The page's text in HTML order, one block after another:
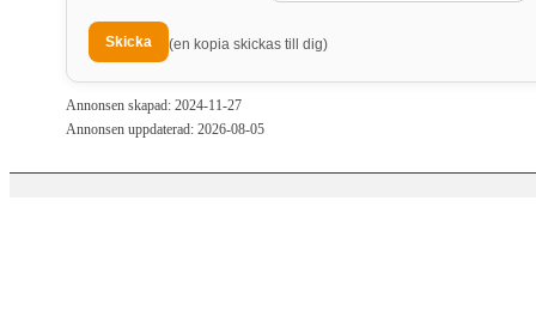
(en kopia skickas till dig)
Annonsen skapad: 2024-11-27
Annonsen uppdaterad: 2026-08-05